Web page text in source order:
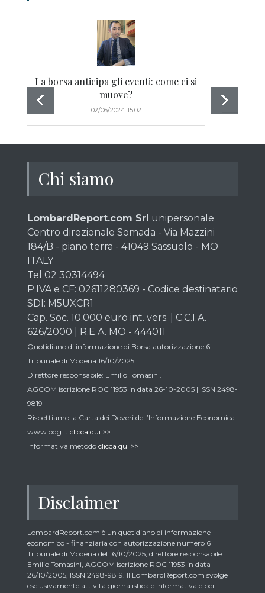
La borsa anticipa gli eventi: come ci si
muove?
02/06/2024 15:02
Chi siamo
LombardReport.com Srl unipersonale
Centro direzionale Somada - Via Mazzini
184/B - piano terra - 41049 Sassuolo - MO
ITALY
Tel 02 30314494
P.IVA e CF: 02611280369 - Codice destinatario
SDI: M5UXCR1
Cap. Soc. 10.000 euro int. vers. | C.C.I.A.
626/2000 | R.E.A. MO - 444011
Quotidiano di informazione di Borsa autorizzazione 6
Tribunale di Modena 16/10/2025
Direttore responsabile: Emilio Tomasini.
AGCOM iscrizione ROC 11953 in data 26-10-2005 | ISSN 2498-
9819
Rispettiamo la Carta dei Doveri dell’Informazione Economica
www.odg.it clicca qui >>
Informativa metodo clicca qui >>
Disclaimer
LombardReport.com è un quotidiano di informazione
economico - finanziaria con autorizzazione numero 6
Tribunale di Modena del 16/10/2025, direttore responsabile
Emilio Tomasini, AGCOM iscrizione ROC 11953 in data
26/10/2005, ISSN 2498-9819. Il LombardReport.com svolge
esclusivamente attività giornalistica e informativa e per